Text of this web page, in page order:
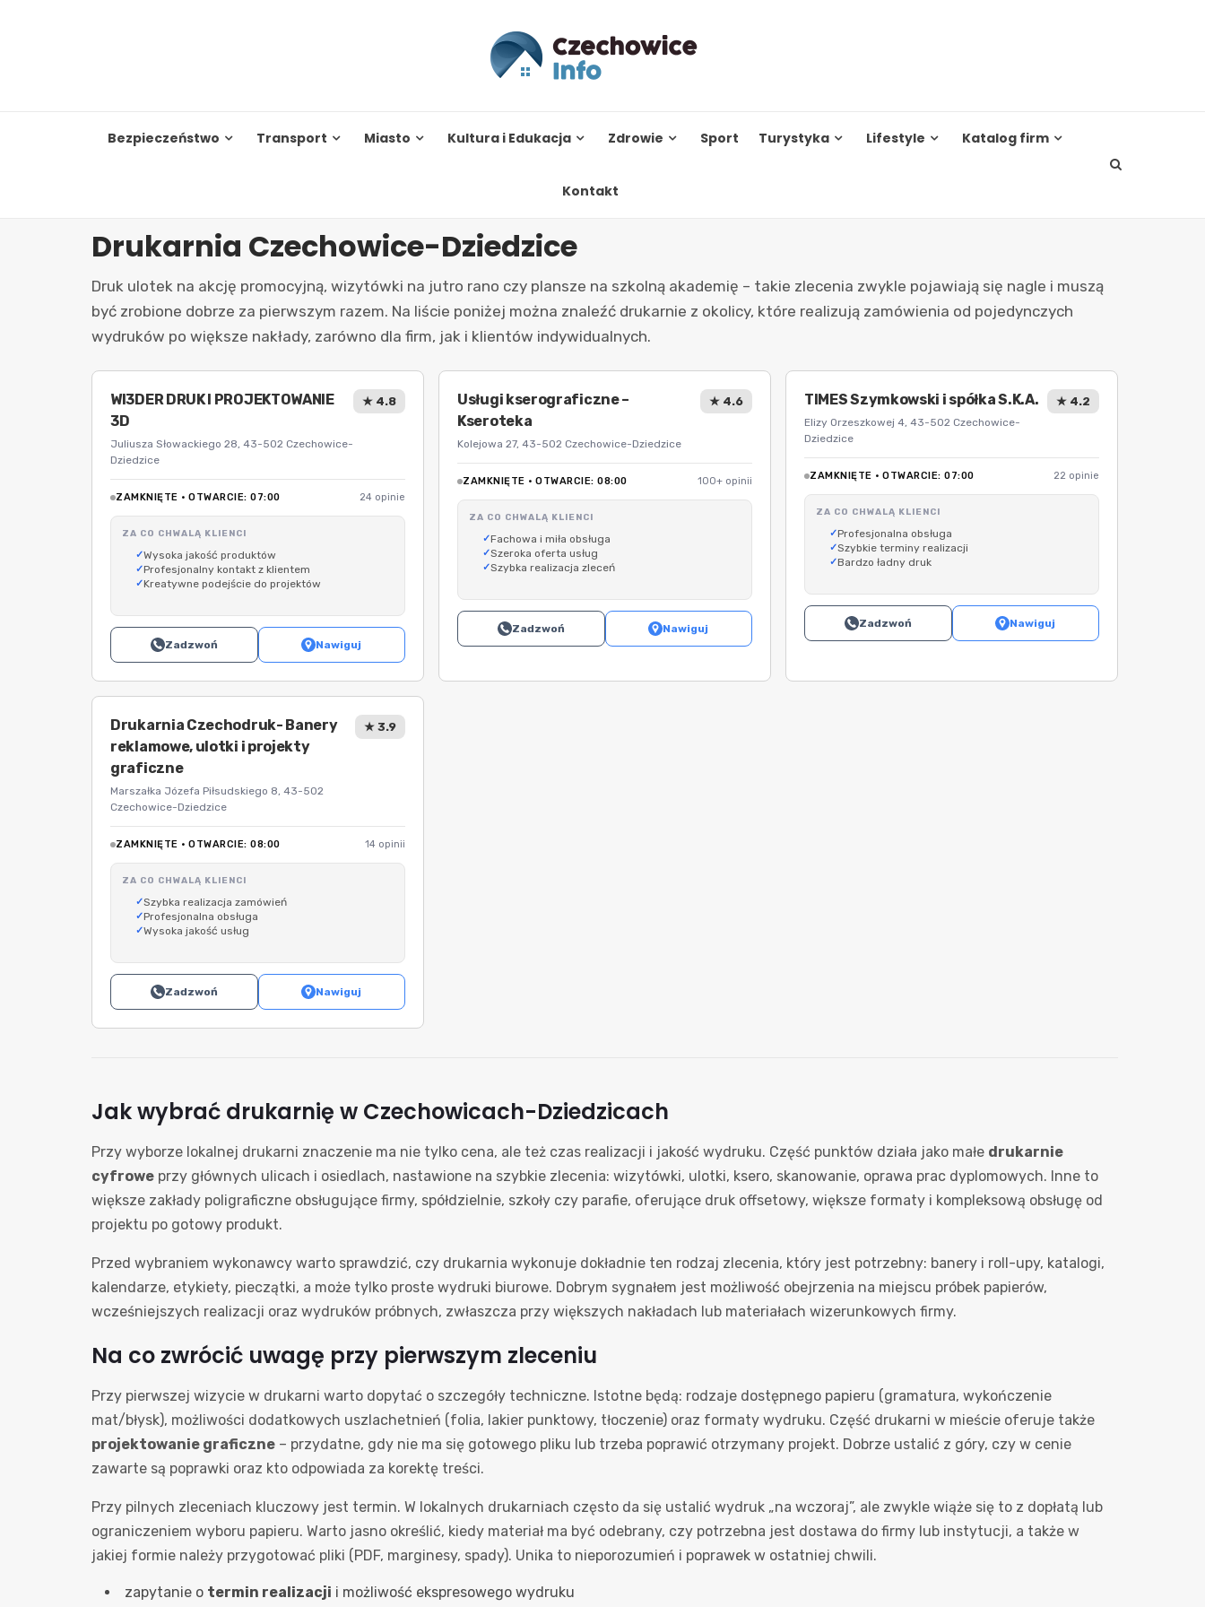
Bezpieczeństwo Transport Miasto Kultura i Edukacja Zdrowie Sport Turystyka Lifestyle Katalog firm
Kontakt
Drukarnia Czechowice-Dziedzice
Druk ulotek na akcję promocyjną, wizytówki na jutro rano czy plansze na szkolną akademię – takie zlecenia zwykle pojawiają się nagle i muszą
być zrobione dobrze za pierwszym razem. Na liście poniżej można znaleźć drukarnie z okolicy, które realizują zamówienia od pojedynczych
wydruków po większe nakłady, zarówno dla firm, jak i klientów indywidualnych.
WI3DER DRUK I PROJEKTOWANIE
3D
Juliusza Słowackiego 28, 43-502 Czechowice-
Dziedzice
★ 4.8
ZAMKNIĘTE · OTWARCIE: 07:00 24 opinie
ZA CO CHWALĄ KLIENCI
Wysoka jakość produktów
Profesjonalny kontakt z klientem
Kreatywne podejście do projektów
Zadzwoń Nawiguj
Usługi kserograficzne –
Kseroteka
Kolejowa 27, 43-502 Czechowice-Dziedzice
★ 4.6
ZAMKNIĘTE · OTWARCIE: 08:00 100+ opinii
ZA CO CHWALĄ KLIENCI
Fachowa i miła obsługa
Szeroka oferta usług
Szybka realizacja zleceń
Zadzwoń Nawiguj
TIMES Szymkowski i spółka S.K.A.
Elizy Orzeszkowej 4, 43-502 Czechowice-
Dziedzice
★ 4.2
ZAMKNIĘTE · OTWARCIE: 07:00 22 opinie
ZA CO CHWALĄ KLIENCI
Profesjonalna obsługa
Szybkie terminy realizacji
Bardzo ładny druk
Zadzwoń Nawiguj
Drukarnia Czechodruk- Banery
reklamowe, ulotki i projekty
graficzne
Marszałka Józefa Piłsudskiego 8, 43-502
Czechowice-Dziedzice
★ 3.9
ZAMKNIĘTE · OTWARCIE: 08:00 14 opinii
ZA CO CHWALĄ KLIENCI
Szybka realizacja zamówień
Profesjonalna obsługa
Wysoka jakość usług
Zadzwoń Nawiguj
Jak wybrać drukarnię w Czechowicach-Dziedzicach
Przy wyborze lokalnej drukarni znaczenie ma nie tylko cena, ale też czas realizacji i jakość wydruku. Część punktów działa jako małe drukarnie
cyfrowe przy głównych ulicach i osiedlach, nastawione na szybkie zlecenia: wizytówki, ulotki, ksero, skanowanie, oprawa prac dyplomowych. Inne to
większe zakłady poligraficzne obsługujące firmy, spółdzielnie, szkoły czy parafie, oferujące druk offsetowy, większe formaty i kompleksową obsługę od
projektu po gotowy produkt.
Przed wybraniem wykonawcy warto sprawdzić, czy drukarnia wykonuje dokładnie ten rodzaj zlecenia, który jest potrzebny: banery i roll-upy, katalogi,
kalendarze, etykiety, pieczątki, a może tylko proste wydruki biurowe. Dobrym sygnałem jest możliwość obejrzenia na miejscu próbek papierów,
wcześniejszych realizacji oraz wydruków próbnych, zwłaszcza przy większych nakładach lub materiałach wizerunkowych firmy.
Na co zwrócić uwagę przy pierwszym zleceniu
Przy pierwszej wizycie w drukarni warto dopytać o szczegóły techniczne. Istotne będą: rodzaje dostępnego papieru (gramatura, wykończenie
mat/błysk), możliwości dodatkowych uszlachetnień (folia, lakier punktowy, tłoczenie) oraz formaty wydruku. Część drukarni w mieście oferuje także
projektowanie graficzne – przydatne, gdy nie ma się gotowego pliku lub trzeba poprawić otrzymany projekt. Dobrze ustalić z góry, czy w cenie
zawarte są poprawki oraz kto odpowiada za korektę treści.
Przy pilnych zleceniach kluczowy jest termin. W lokalnych drukarniach często da się ustalić wydruk „na wczoraj”, ale zwykle wiąże się to z dopłatą lub
ograniczeniem wyboru papieru. Warto jasno określić, kiedy materiał ma być odebrany, czy potrzebna jest dostawa do firmy lub instytucji, a także w
jakiej formie należy przygotować pliki (PDF, marginesy, spady). Unika to nieporozumień i poprawek w ostatniej chwili.
zapytanie o termin realizacji i możliwość ekspresowego wydruku